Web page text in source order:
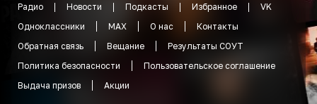
Радио Новости Подкасты Избранное
VK
Одноклассники
MAX О нас
Контакты
Обратная связь
Вещание
Результаты СОУТ
Политика безопасности
Пользовательское соглашение
Выдача призов
Акции